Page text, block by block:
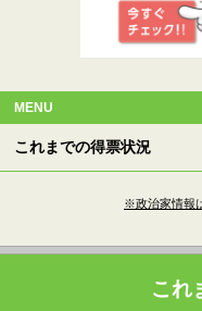
MENU
これまでの得票状況
※政治家情報
これ